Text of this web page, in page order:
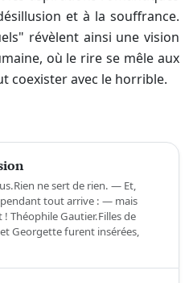
et à la souffrance.
révèlent ainsi une vision
où le rire se mêle aux
coexister avec le horrible.
ne sert de rien. — Et,
tout arrive : — mais
Théophile Gautier.Filles de
Georgette furent insérées,